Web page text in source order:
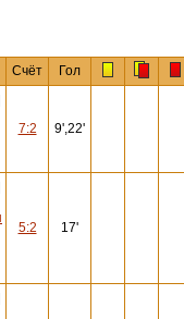
Счёт Гол
7:2 9',22'
5:2 17'